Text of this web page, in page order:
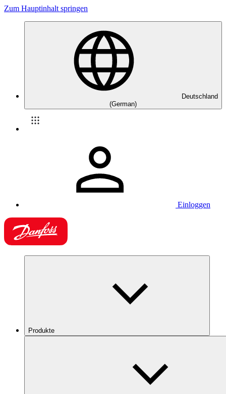
Zum Hauptinhalt springen
Deutschland
(German)
Einloggen
Produkte